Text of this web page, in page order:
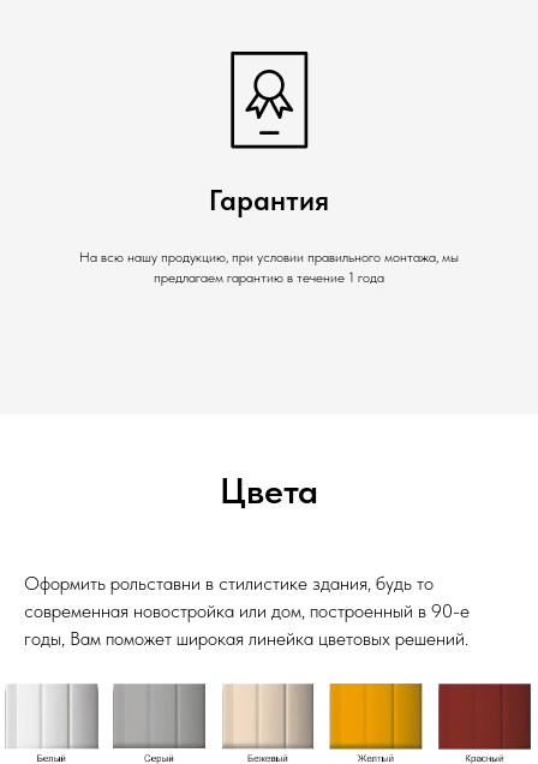
Гарантия
На всю нашу продукцию, при условии правильного монтажа, мы
предлагаем гарантию в течение 1 года
Цвета
Оформить рольставни в стилистике здания, будь то
современная новостройка или дом, построенный в 90-е
годы, Вам поможет широкая линейка цветовых решений.